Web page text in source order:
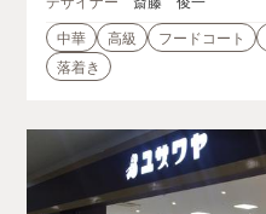
中華
高級 フードコート
落着き